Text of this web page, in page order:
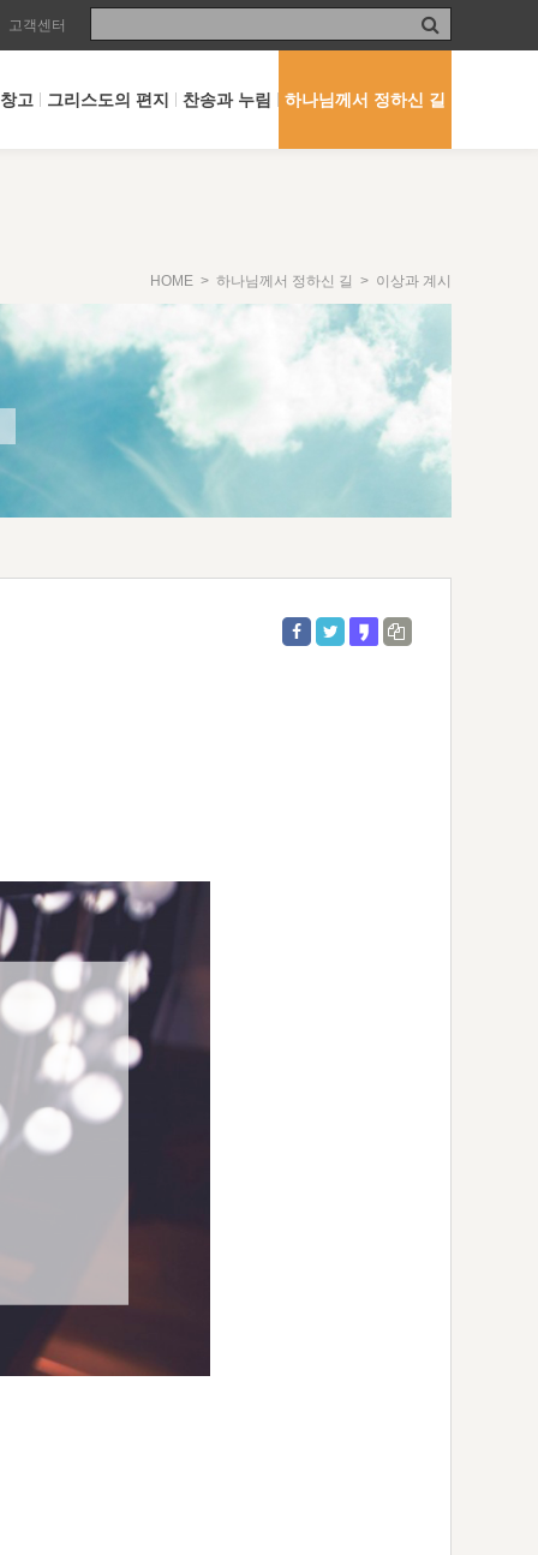
고객센터
고 그리스도의 편지 찬송과 누림 하나님께서 정하신 길
HOME > 하나님께서 정하신 길 > 이상과 계시